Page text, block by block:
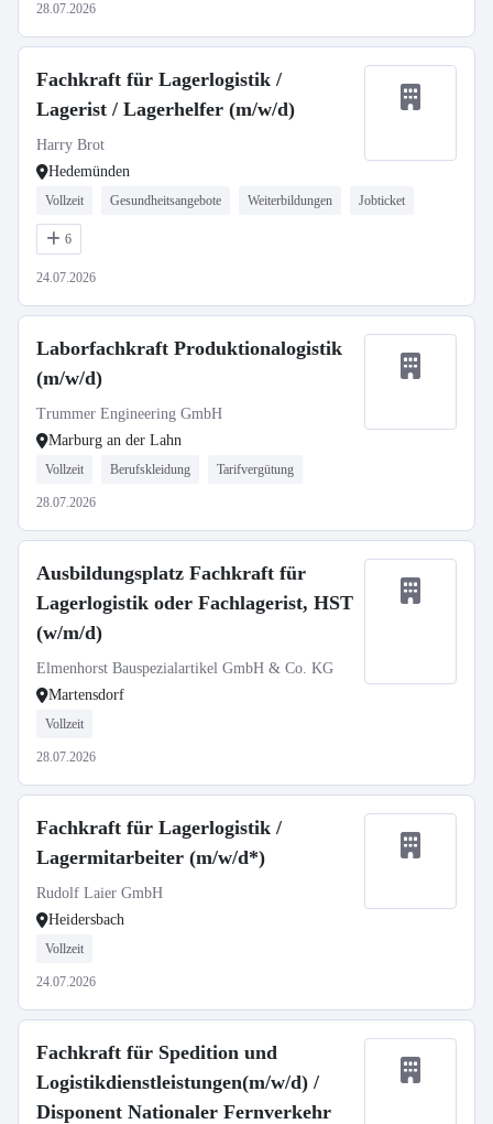
28.07.2026
Fachkraft für Lagerlogistik /
Lagerist / Lagerhelfer (m/w/d)
Harry Brot
Hedemünden
Vollzeit Gesundheitsangebote Weiterbildungen Jobticket
6
24.07.2026
Laborfachkraft Produktionalogistik
(m/w/d)
Trummer Engineering GmbH
Marburg an der Lahn
Vollzeit Berufskleidung Tarifvergütung
28.07.2026
Ausbildungsplatz Fachkraft für
Lagerlogistik oder Fachlagerist, HST
(w/m/d)
Elmenhorst Bauspezialartikel GmbH & Co. KG
Martensdorf
Vollzeit
28.07.2026
Fachkraft für Lagerlogistik /
Lagermitarbeiter (m/w/d*)
Rudolf Laier GmbH
Heidersbach
Vollzeit
24.07.2026
Fachkraft für Spedition und
Logistikdienstleistungen(m/w/d) /
Disponent Nationaler Fernverkehr